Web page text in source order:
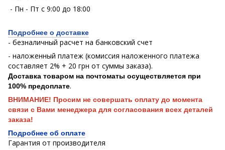
- Пн - Пт с 9:00 до 18:00
Подробнее о доставке
- безналичный расчет на банковский счет
- наложенный платеж (комиссия наложенного платежа
составляет 2% + 20 грн от суммы заказа).
Доставка товаром на почтоматы осуществляется при
100% предоплате.
ВНИМАНИЕ! Просим не совершать оплату до момента
связи с Вами менеджера для согласования всех деталей
заказа!
Подробнее об оплате
Гарантия от производителя